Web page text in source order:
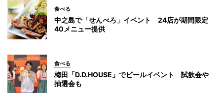
食べる
中之島で「せんべろ」イベント 24店が期間限定
40メニュー提供
食べる
梅田「D.D.HOUSE」でビールイベント 試飲会や
抽選会も